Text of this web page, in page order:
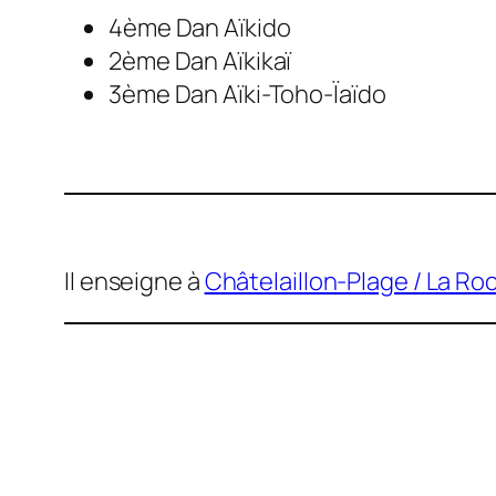
4ème Dan Aïkido
2ème Dan Aïkikaï
3ème Dan Aïki-Toho-Ïaïdo
Il enseigne àChâtelaillon-Plage / La